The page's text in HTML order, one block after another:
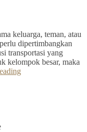
keluarga, teman, atau
dipertimbangkan
transportasi yang
kelompok besar, maka